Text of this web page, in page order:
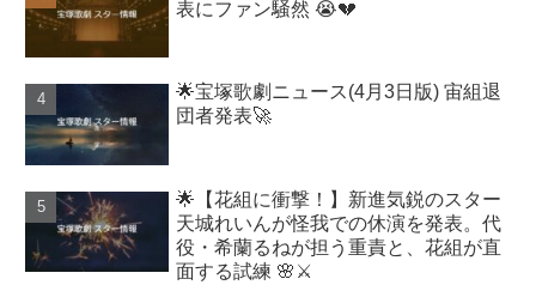
表にファン騒然 😭💔
🌟宝塚歌劇ニュース(4月3日版) 宙組退
団者発表🚀
🌟【花組に衝撃！】新進気鋭のスター
天城れいんが怪我での休演を発表。代
役・希蘭るねが担う重責と、花組が直
面する試練 🌸⚔️